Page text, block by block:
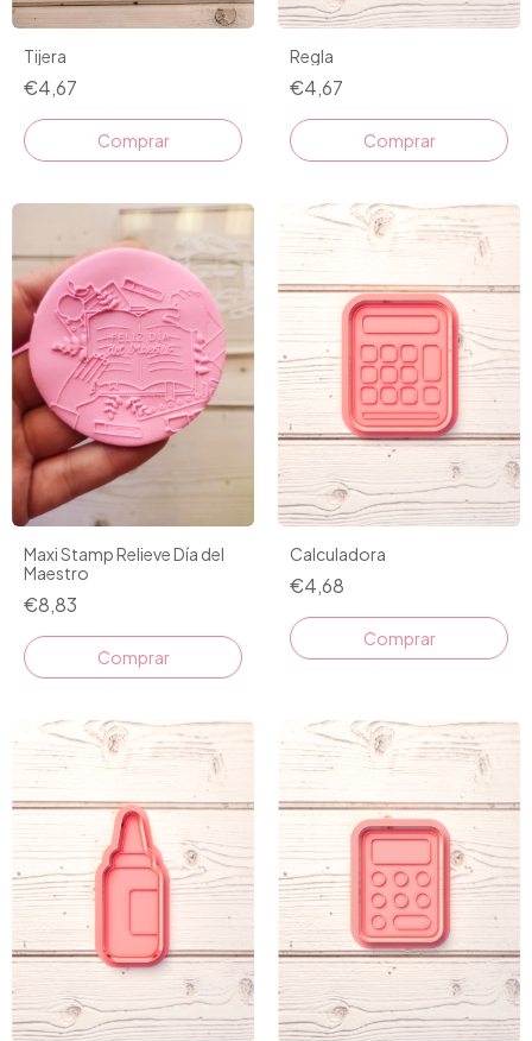
Tijera
€4,67
Comprar
Regla
€4,67
Comprar
Maxi Stamp Relieve Día del
Maestro
€8,83
Calculadora
€4,68
Comprar